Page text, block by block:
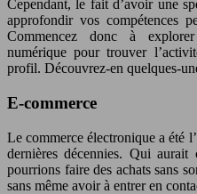
Cependant, le fait d’avoir une
approfondir vos compétences
Commencez donc à
numérique pour trouver
profil. Découvrez-en quelques-
E-commerce
Le commerce électronique a été
dernières décennies. Qui
pourrions faire des achats sans
sans même avoir à entrer en